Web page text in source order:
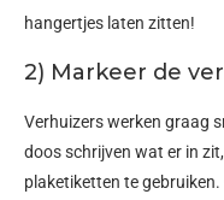
hangertjes laten zitten!
2) Markeer de
Verhuizers werken graag
doos schrijven wat er in
plaketiketten te gebruiken.